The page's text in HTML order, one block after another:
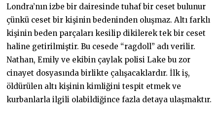
Londra’nın izbe bir dairesinde tuhaf bir ceset bulunur
çünkü ceset bir kişinin bedeninden oluşmaz. Altı farklı
kişinin beden parçaları kesilip dikilerek tek bir ceset
haline getirilmiştir. Bu cesede “ragdoll” adı verilir.
Nathan, Emily ve ekibin çaylak polisi Lake bu zor
cinayet dosyasında birlikte çalışacaklardır. İlk iş,
öldürülen altı kişinin kimliğini tespit etmek ve
kurbanlarla ilgili olabildiğince fazla detaya ulaşmaktır.